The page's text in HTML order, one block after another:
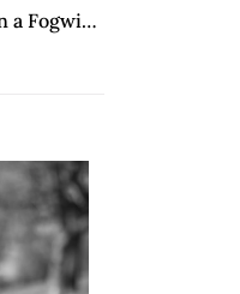
“Traición a Fogwill” de Ana María Shua